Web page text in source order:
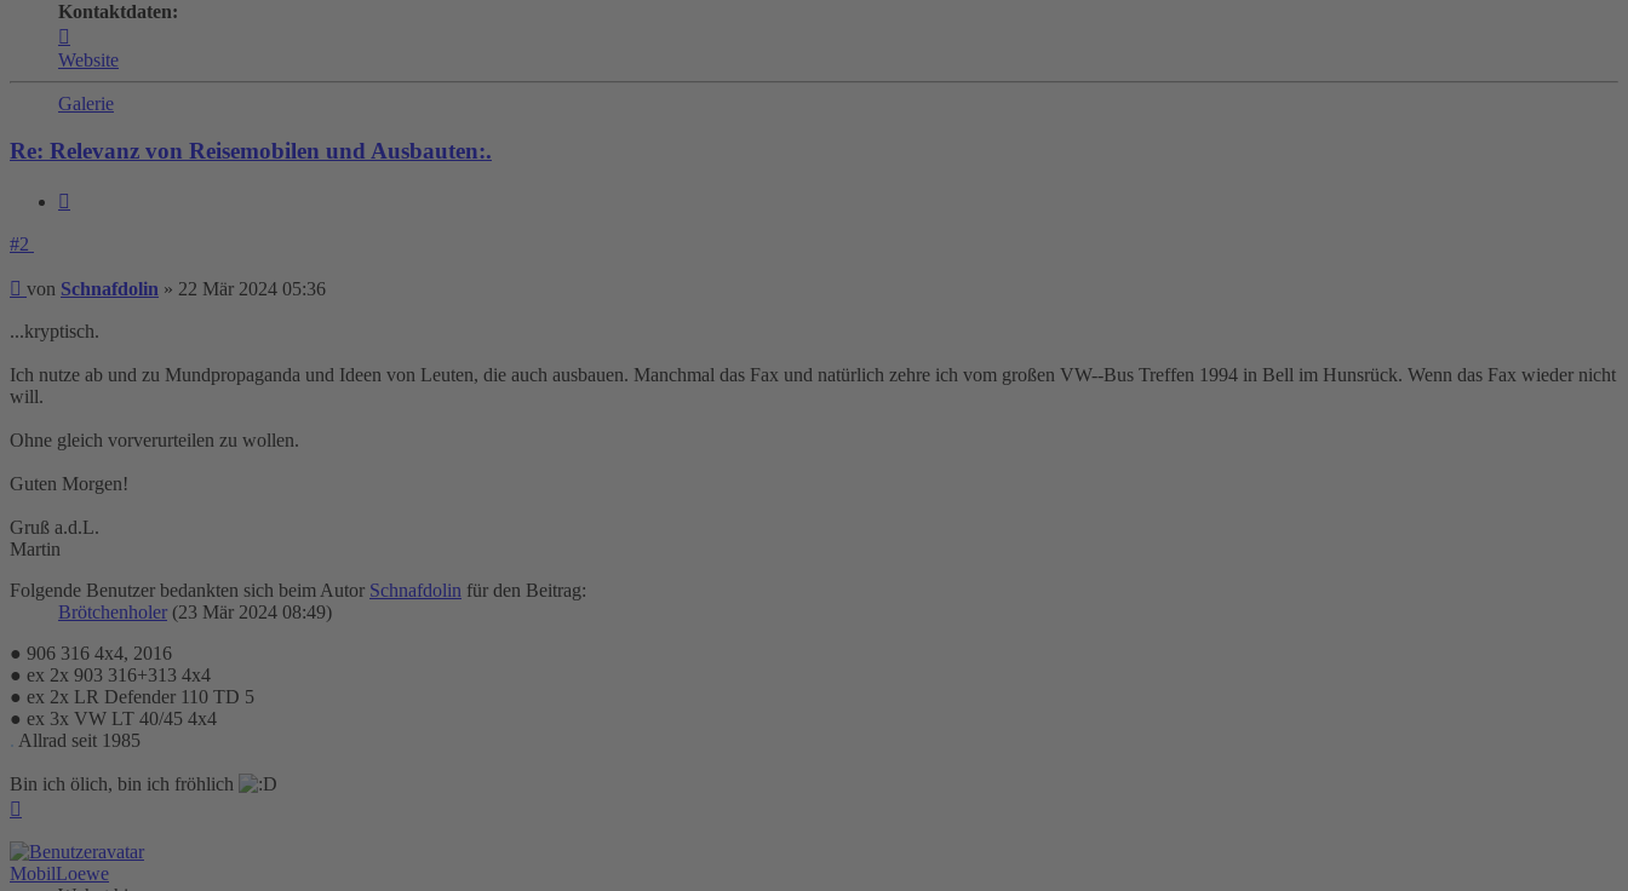
Kontaktdaten:
von
Schnafdolin
Website
Galerie
Re: Relevanz von Reisemobilen und Ausbauten:.
#2
Beitrag
von Schnafdolin » 22 Mär 2024 05:36
...kryptisch.
Ich nutze ab und zu Mundpropaganda und Ideen von Leuten, die auch ausbauen. Manchmal das Fax und natürlich zehre ich vom großen VW--Bus Treffen 1994 in Bell im Hunsrück. Wenn das Fax wieder nicht
will.
Ohne gleich vorverurteilen zu wollen.
Guten Morgen!
Gruß a.d.L.
Martin
Folgende Benutzer bedankten sich beim Autor Schnafdolin für den Beitrag:
Brötchenholer (23 Mär 2024 08:49)
● 906 316 4x4, 2016
● ex 2x 903 316+313 4x4
● ex 2x LR Defender 110 TD 5
● ex 3x VW LT 40/45 4x4
. Allrad seit 1985
Bin ich ölich, bin ich fröhlich
MobilLoewe